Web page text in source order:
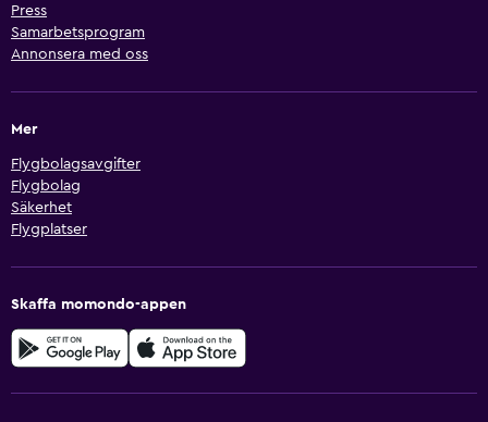
Press
Samarbetsprogram
Annonsera med oss
Mer
Flygbolagsavgifter
Flygbolag
Säkerhet
Flygplatser
Skaffa momondo-appen